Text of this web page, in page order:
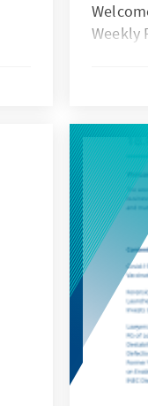
Weekly